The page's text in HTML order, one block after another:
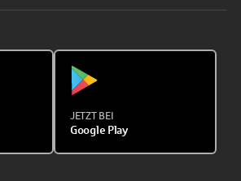
JETZT BEI
Google Play